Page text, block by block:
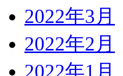
2022年3月
2022年2月
2022年1月